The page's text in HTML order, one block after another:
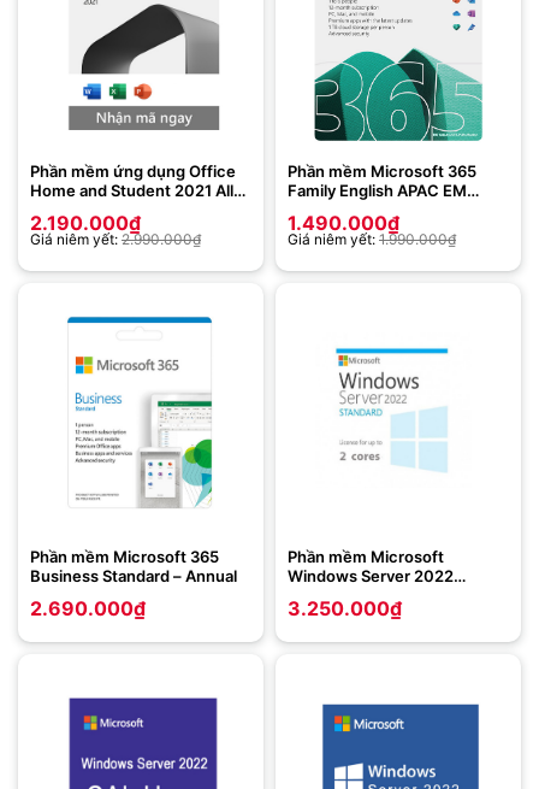
Phần mềm ứng dụng Office
Home and Student 2021 All
DwnLd NR 79G-05337 – Key
điện tử
2.190.000₫
Giá niêm yết: 2.990.000₫
Phần mềm Microsoft 365
Family English APAC EM
(6GQ-01555) 6 user – 30
thiết b
1.490.000₫
Giá niêm yết: 1.990.000₫
Phần mềm Microsoft 365
Business Standard – Annual
2.690.000₫
Phần mềm Microsoft
Windows Server 2022
Pack
3.250.000₫